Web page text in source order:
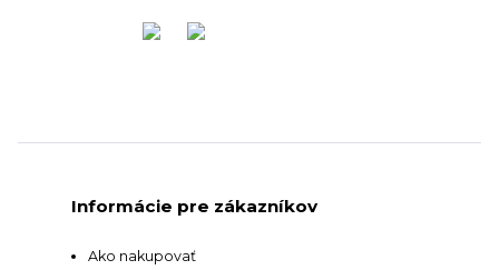
Informácie pre zákazníkov
Ako nakupovať